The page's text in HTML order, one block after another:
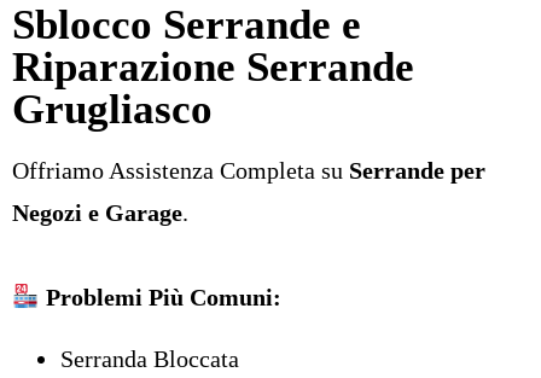
Sblocco Serrande e
Riparazione Serrande
Grugliasco
Offriamo Assistenza Completa su Serrande per
Negozi e Garage.
Problemi Più Comuni:
Serranda Bloccata